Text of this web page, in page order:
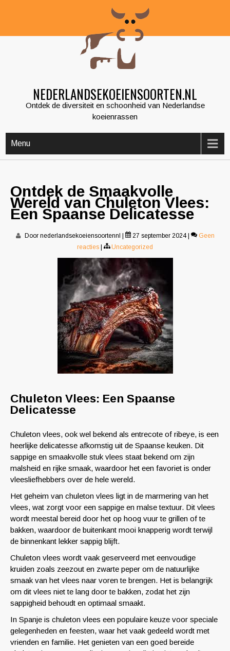
NEDERLANDSEKOEIENSOORTEN.NL
Ontdek de diversiteit en schoonheid van Nederlandse
koeienrassen
Menu
Ontdek de Smaakvolle
Wereld van Chuleton Vlees:
Een Spaanse Delicatesse
Door nederlandsekoeiensoortennl 27 september 2024
Geen
reacties
Uncategorized
Chuleton Vlees: Een Spaanse
Delicatesse
Chuleton vlees, ook wel bekend als entrecote of ribeye, is een
heerlijke delicatesse afkomstig uit de Spaanse keuken. Dit
sappige en smaakvolle stuk vlees staat bekend om zijn
malsheid en rijke smaak, waardoor het een favoriet is onder
vleesliefhebbers over de hele wereld.
Het geheim van chuleton vlees ligt in de marmering van het
vlees, wat zorgt voor een sappige en malse textuur. Dit vlees
wordt meestal bereid door het op hoog vuur te grillen of te
bakken, waardoor de buitenkant mooi knapperig wordt terwijl
de binnenkant lekker sappig blijft.
Chuleton vlees wordt vaak geserveerd met eenvoudige
kruiden zoals zeezout en zwarte peper om de natuurlijke
smaak van het vlees naar voren te brengen. Het is belangrijk
om dit vlees niet te lang door te bakken, zodat het zijn
sappigheid behoudt en optimaal smaakt.
In Spanje is chuleton vlees een populaire keuze voor speciale
gelegenheden en feesten, waar het vaak gedeeld wordt met
vrienden en familie. Het genieten van een goed bereide